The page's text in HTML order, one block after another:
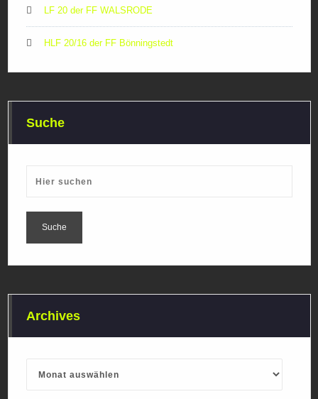
LF 20 der FF WALSRODE
HLF 20/16 der FF Bönningstedt
Suche
Archives